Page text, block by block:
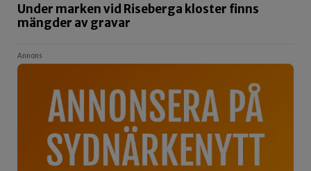
Under marken vid Riseberga kloster finns
mängder av gravar
Annons